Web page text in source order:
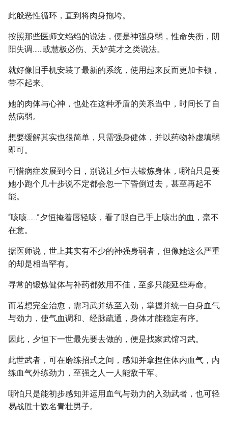
此般恶性循环，直到将肉身拖垮。
按照那些医师文绉绉的说法，便是神强身弱，性命失衡，阴
阳失调……或慧极必伤、天妒英才之类说法。
就好像旧手机安装了最新的系统，使用起来反而更加卡顿，
带不起来。
她的肉体与心神，也处在这种矛盾的关系当中，时间长了自
然病弱。
想要缓解其实也很简单，只需强身健体，并以药物补虚填弱
即可。
可惜病症发展到今日，别说让夕恒去锻炼身体，哪怕只是要
她小跑个几十步说不定都会忽一下昏倒过去，甚至再起不
能。
“咳咳……”夕恒掩着唇轻咳，看了眼自己手上咳出的血，毫不
在意。
据医师说，世上其实有不少的神强身弱者，但像她这么严重
的却是相当罕有。
寻常的锻炼健体与补药都效用不佳，至多只能延些寿命。
而若想完全治愈，需习武并练至入劲，掌握并统一自身血气
与劲力，使气血调和、经脉疏通，身体才能稳定有序。
因此，夕恒下一世最先要去做的，便是找家武馆习武。
此世武者，可在磨练招式之间，感知并拿捏住体内血气，内
练血气外练劲力，至强之人一人能敌千军。
哪怕只是能初步感知并运用血气与劲力的入劲武者，也可轻
易战胜十数名青壮男子。